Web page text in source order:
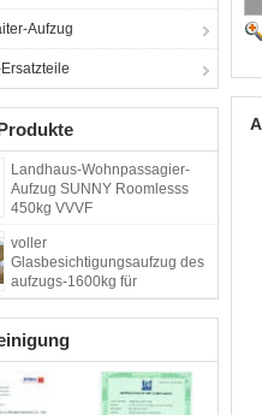
Aufzug
Landhaus-Wohnpassagier-
Aufzug SUNNY Roomlesss
450kg VVVF
voller
Glasbesichtigungsaufzug des
aufzugs-1600kg für
Einkaufszentrum